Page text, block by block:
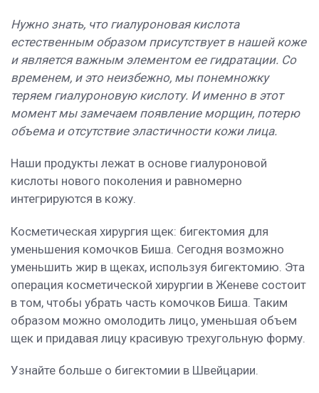
Нужно знать, что гиалуроновая кислота
естественным образом присутствует в нашей коже
и является важным элементом ее гидратации. Со
временем, и это неизбежно, мы понемножку
теряем гиалуроновую кислоту. И именно в этот
момент мы замечаем появление морщин, потерю
объема и отсутствие эластичности кожи лица.
Наши продукты лежат в основе гиалуроновой
кислоты нового поколения и равномерно
интегрируются в кожу.
Косметическая хирургия щек: бигектомия для
уменьшения комочков Биша. Сегодня возможно
уменьшить жир в щеках, используя бигектомию. Эта
операция косметической хирургии в Женеве состоит
в том, чтобы убрать часть комочков Биша. Таким
образом можно омолодить лицо, уменьшая объем
щек и придавая лицу красивую трехугольную форму.
Узнайте больше о бигектомии в Швейцарии.